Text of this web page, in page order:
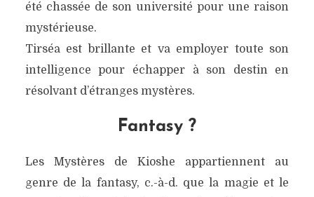
été chassée de son université pour une raison
mystérieuse.
Tirséa est brillante et va employer toute son
intelligence pour échapper à son destin en
résolvant d’étranges mystères.
Fantasy ?
Les Mystères de Kioshe appartiennent au
genre de la fantasy, c.-à-d. que la magie et le